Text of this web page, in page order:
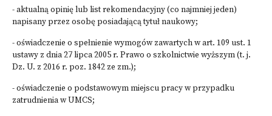
- aktualną opinię lub list rekomendacyjny (co najmniej jeden)
napisany przez osobę posiadającą tytuł naukowy;
- oświadczenie o spełnienie wymogów zawartych w art. 109 ust. 1
ustawy z dnia 27 lipca 2005 r. Prawo o szkolnictwie wyższym (t. j.
Dz. U. z 2016 r. poz. 1842 ze zm.);
- oświadczenie o podstawowym miejscu pracy w przypadku
zatrudnienia w UMCS;